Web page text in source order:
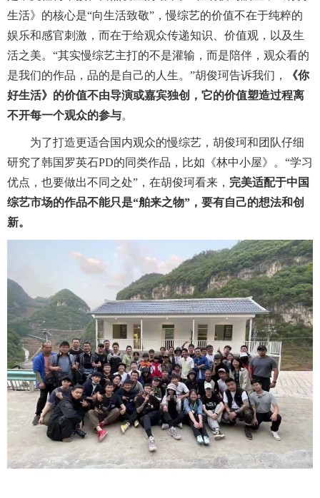
生活》的核心是“向生活致敬”，慢综艺的价值不在于纯粹的
娱乐和感官刺激，而在于给观众传递知识、价值观，以及生
活之美。“其实慢综艺主打的不是灌输，而是陪伴，观众看的
是我们的作品，品的是自己的人生。”胡俊珂告诉我们，
《你
好生活》的价值不由导演或嘉宾独创，它的价值塑造过程离
不开每一个观众的参与。
为了打造更适合国内观众的慢综艺，胡俊珂和团队仔细
研究了韩国罗英石PD的同类作品，比如《林中小屋》。“学习
优点，也要做出不同之处”，在胡俊珂看来， 完美适配于中国
综艺市场的作品不能只是“舶来之物”，要有自己的想法和创
新。